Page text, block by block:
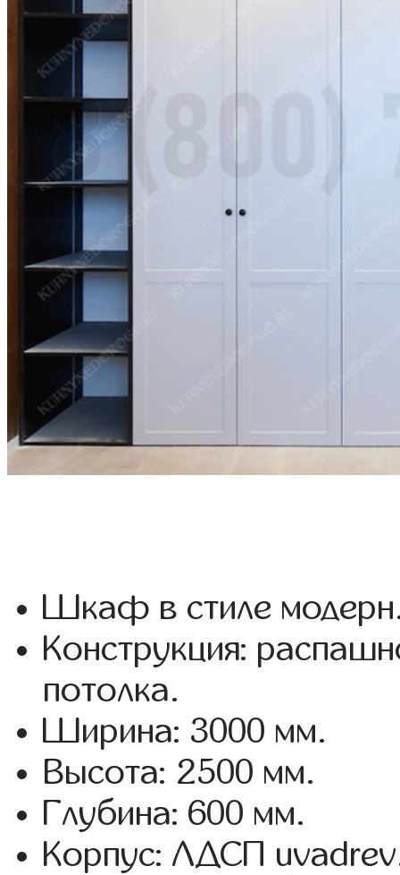
Шкаф в стиле
Конструкция:
потолка.
Ширина: 3000 мм.
Высота: 2500 мм.
Глубина: 600 мм.
Корпус: ЛДСП